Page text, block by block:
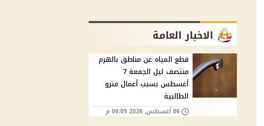
الاخبار العامة
قطع المياه عن مناطق بالهرم
منتصف ليل الجمعة 7
أغسطس بسبب أعمال مترو
الطالبية
06 أغسطس, 2026 06:09 م